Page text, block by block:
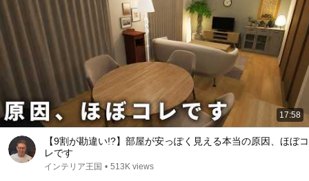
17:58
【9割が勘違い!?】部屋が安っぽく見える本当の原因、ほぼコ
レです
インテリア王国 • 513K views